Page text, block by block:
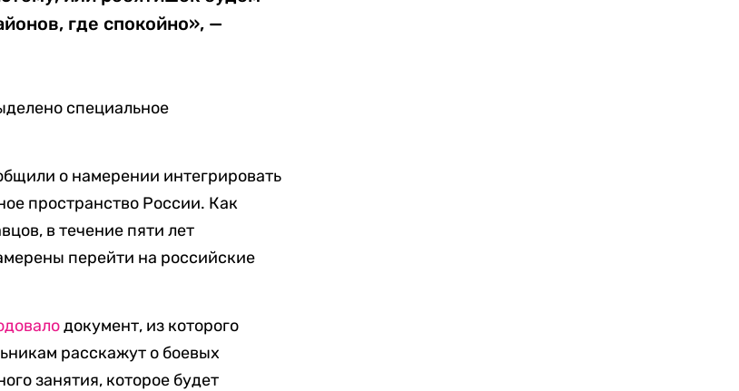
где спокойно», —
специальное
о намерении интегрировать
пространство России. Как
в течение пяти лет
перейти на российские
документ, из которого
расскажут о боевых
занятия, которое будет